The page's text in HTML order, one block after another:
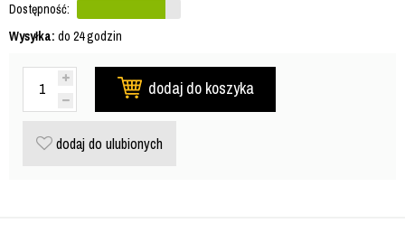
Dostępność:
Wysyłka: do 24 godzin
dodaj do koszyka
dodaj do ulubionych